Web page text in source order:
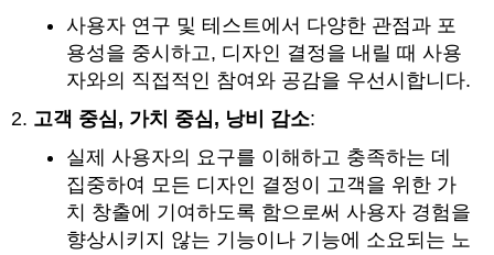
사용자 연구 및 테스트에서 다양한 관점과 포
용성을 중시하고, 디자인 결정을 내릴 때 사용
자와의 직접적인 참여와 공감을 우선시합니다.
고객 중심, 가치 중심, 낭비 감소:
실제 사용자의 요구를 이해하고 충족하는 데
집중하여 모든 디자인 결정이 고객을 위한 가
치 창출에 기여하도록 함으로써 사용자 경험을
향상시키지 않는 기능이나 기능에 소요되는 노